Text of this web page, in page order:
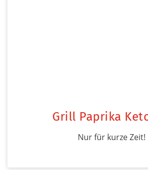
Grill Paprika
Nur für kurze Zeit!